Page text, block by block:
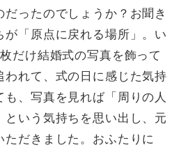
ったのでしょうか？お聞き
が「原点に戻れる場所」。い
だけ結婚式の写真を飾って
われて、式の日に感じた気持
、写真を見れば「周りの人
という気持ちを思い出し、元
だきました。おふたりに